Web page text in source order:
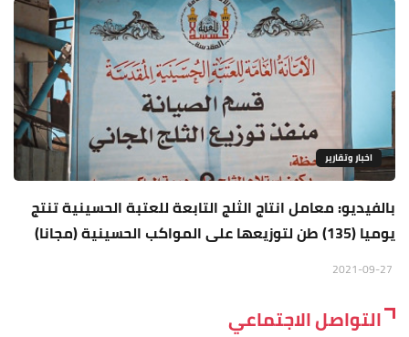
اخبار وتقارير
بالفيديو: معامل انتاج الثلج التابعة للعتبة الحسينية تنتج
يوميا (135) طن لتوزيعها على المواكب الحسينية (مجانا)
التواصل الاجتماعي